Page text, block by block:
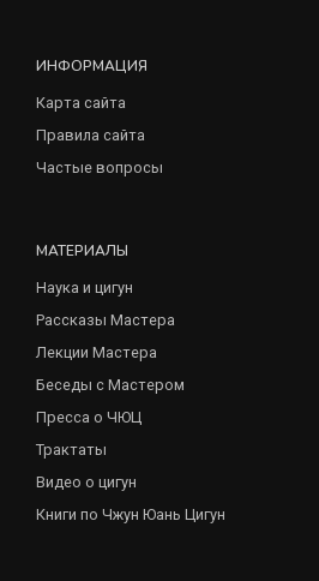
ИНФОРМАЦИЯ
Карта сайта
Правила сайта
Частые вопросы
МАТЕРИАЛЫ
Наука и цигун
Рассказы Мастера
Лекции Мастера
Беседы с Мастером
Пресса о ЧЮЦ
Трактаты
Видео о цигун
Книги по Чжун Юань Цигун